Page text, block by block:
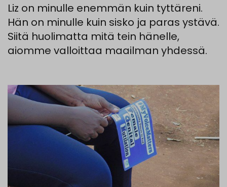
Liz on minulle enemmän kuin tyttäreni.
Hän on minulle kuin sisko ja paras ystävä.
Siitä huolimatta mitä tein hänelle,
aiomme valloittaa maailman yhdessä.